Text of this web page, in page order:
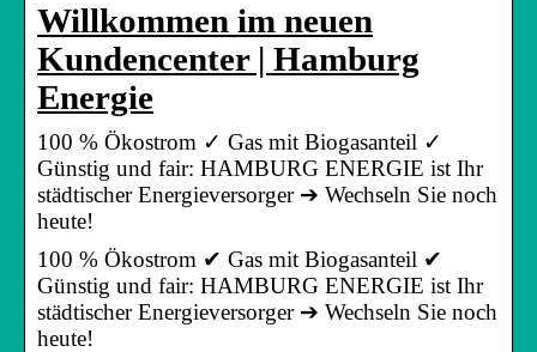
Willkommen im neuen
Kundencenter | Hamburg
Energie
100 % Ökostrom ✓ Gas mit Biogasanteil ✓
Günstig und fair: HAMBURG ENERGIE ist Ihr
städtischer Energieversorger ➔ Wechseln Sie noch
heute!
100 % Ökostrom ✔ Gas mit Biogasanteil ✔
Günstig und fair: HAMBURG ENERGIE ist Ihr
städtischer Energieversorger ➔ Wechseln Sie noch
heute!